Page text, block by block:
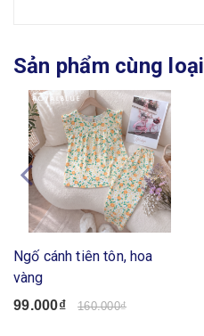
Sản phẩm cùng loại
Ngố cánh tiên tôn, hoa
vàng
99.000₫ 160.000₫